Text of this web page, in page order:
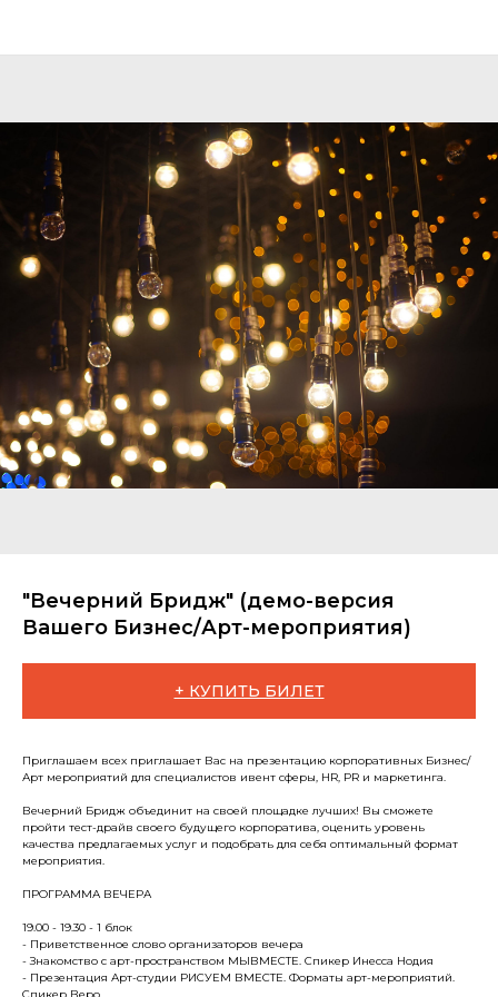
"Вечерний Бридж" (демо-версия
Вашего Бизнес/Арт-мероприятия)
+ КУПИТЬ БИЛЕТ
Приглашаем всех приглашает Вас на презентацию корпоративных Бизнес/
Арт мероприятий для специалистов ивент сферы, HR, PR и маркетинга.
Вечерний Бридж объединит на своей площадке лучших! Вы сможете
пройти тест-драйв своего будущего корпоратива, оценить уровень
качества предлагаемых услуг и подобрать для себя оптимальный формат
мероприятия.
ПРОГРАММА ВЕЧЕРА
19.00 - 19.30 - 1 блок
- Приветственное слово организаторов вечера
- Знакомство с арт-пространством МЫВМЕСТЕ. Спикер Инесса Нодия
- Презентация Арт-студии РИСУЕМ ВМЕСТЕ. Форматы арт-мероприятий.